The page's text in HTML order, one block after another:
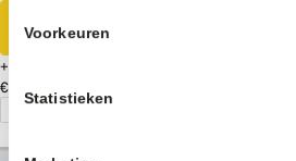
Voorkeuren
Statistieken
Meer informatie
+
€ 75